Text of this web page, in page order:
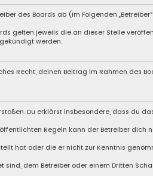
des Boards ab (im Folgenden
gelten jeweils die an dieser Stelle
werden.
Recht, deinen Beitrag im Rahmen des
Du erklärst insbesondere, dass du
Regeln kann der Betreiber dich
hat oder die er nicht zur Kenntnis
dem Betreiber oder einem Dritten